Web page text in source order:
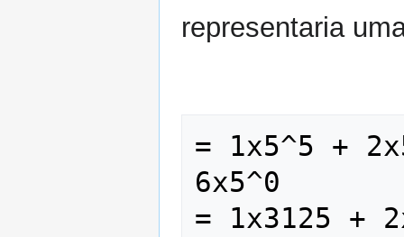
representaria
= 1x5^5 +
6x5^0
= 1x3125 +